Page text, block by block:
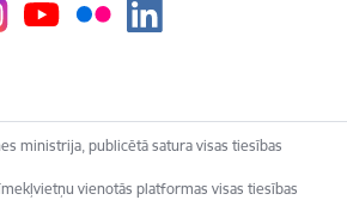
ministrija, publicētā satura visas tiesības
vienotās platformas visas tiesības